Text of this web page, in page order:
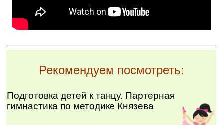
Рекомендуем посмотреть:
Подготовка детей к танцу. Партерная
гимнастика по методике Князева